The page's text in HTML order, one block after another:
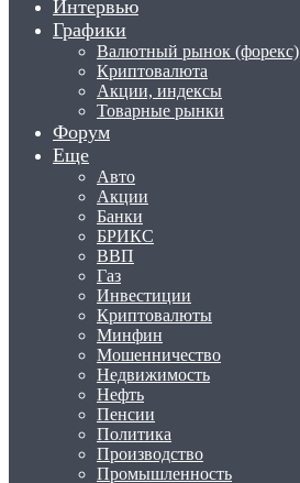
Интервью
Графики
Валютный рынок (форекс)
Криптовалюта
Акции, индексы
Товарные рынки
Форум
Еще
Авто
Акции
Банки
БРИКС
ВВП
Газ
Инвестиции
Криптовалюты
Минфин
Мошенничество
Недвижимость
Нефть
Пенсии
Политика
Производство
Промышленность